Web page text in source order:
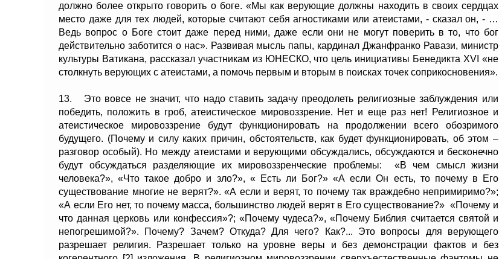
должно более открыто говорить о боге. «Мы как верующие должны находить в своих сердцах
место даже для тех людей, которые считают себя агностиками или атеистами, - сказал он, - …
Ведь вопрос о Боге стоит даже перед ними, даже если они не могут поверить в то, что бог
действительно заботится о нас». Развивая мысль папы, кардинал Джанфранко Равази, министр
культуры Ватикана, рассказал участникам из ЮНЕСКО, что цель инициативы Бенедикта XVI «не
столкнуть верующих с атеистами, а помочь первым и вторым в поисках точек соприкосновения».
13. Это вовсе не значит, что надо ставить задачу преодолеть религиозные заблуждения или
победить, положить в гроб, атеистическое мировоззрение. Нет и еще раз нет! Религиозное и
атеистическое мировоззрение будут функционировать на продолжении всего обозримого
будущего. (Почему и силу каких причин, обстоятельств, как будет функционировать, об этом –
разговор особый). Но между атеистами и верующими обсуждались, обсуждаются и бесконечно
будут обсуждаться разделяющие их мировоззренческие проблемы: «В чем смысл жизни
человека?», «Что такое добро и зло?», « Есть ли Бог?» «А если Он есть, то почему в Его
существование многие не верят?». «А если и верят, то почему так враждебно непримиримо?»;
«А если Его нет, то почему масса, большинство людей верят в Его существование?» «Почему и
что данная церковь или конфессия»?; «Почему чудеса?», «Почему Библия считается святой и
непогрешимой?». Почему? Зачем? Откуда? Для чего? Как?... Это вопросы для верующего
разрешает религия. Разрешает только на уровне веры и без демонстрации фактов и без